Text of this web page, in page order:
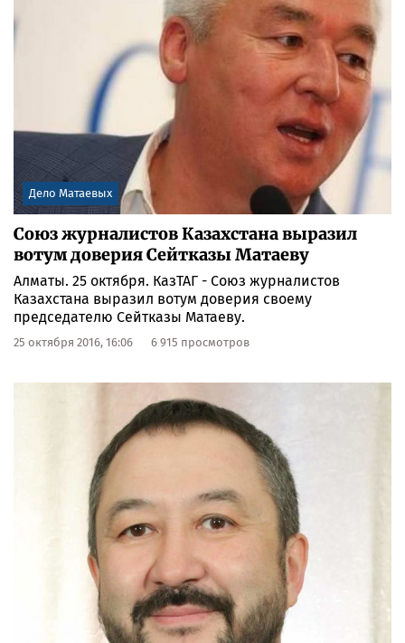
Дело Матаевых
Союз журналистов Казахстана выразил
вотум доверия Сейтказы Матаеву
Алматы. 25 октября. КазТАГ - Союз журналистов
Казахстана выразил вотум доверия своему
председателю Сейтказы Матаеву.
25 октября 2016, 16:06 6 915 просмотров